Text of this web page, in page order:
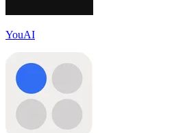
YouAI